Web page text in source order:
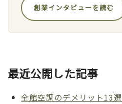
創業インタビューを読む
最近公開した記事
全館空調のデメリット13